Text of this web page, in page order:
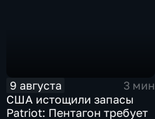
9 августа
3 мин
США истощили запасы
Patriot: Пентагон требует